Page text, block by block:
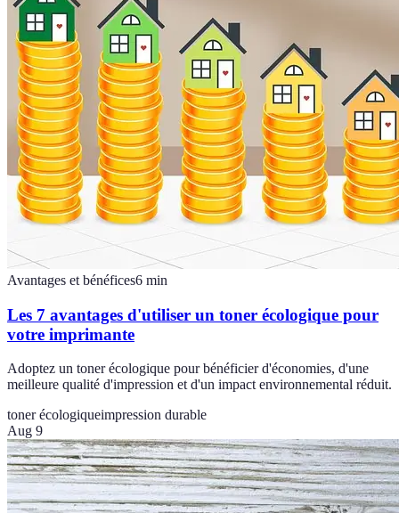
Avantages et bénéfices6 min
Les 7 avantages d'utiliser un toner écologique pour
votre imprimante
Adoptez un toner écologique pour bénéficier d'économies, d'une
meilleure qualité d'impression et d'un impact environnemental réduit.
toner écologiqueimpression durable
Aug 9